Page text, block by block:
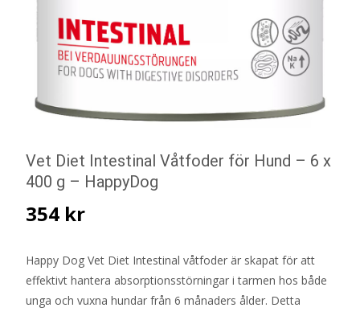
Vet Diet Intestinal Våtfoder för Hund – 6 x
400 g – HappyDog
354 kr
Happy Dog Vet Diet Intestinal våtfoder är skapat för att
effektivt hantera absorptionsstörningar i tarmen hos både
unga och vuxna hundar från 6 månaders ålder. Detta